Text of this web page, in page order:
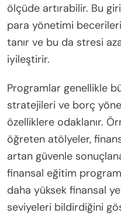
ölçüde artırabilir. Bu
para yönetimi
tanır ve bu da stresi
iyileştirir.
Programlar genellikle
stratejileri ve borç
özelliklere odaklanır.
öğreten atölyeler,
artan güvenle
finansal eğitim
daha yüksek finansal
seviyeleri bildirdiğini